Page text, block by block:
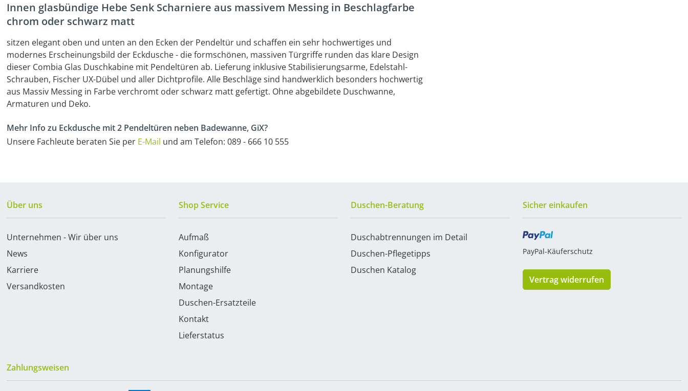
Innen glasbündige Hebe Senk Scharniere aus massivem Messing in Beschlagfarbe
chrom oder schwarz matt
sitzen elegant oben und unten an den Ecken der Pendeltür und schaffen ein sehr hochwertiges und
modernes Erscheinungsbild der Eckdusche - die formschönen, massiven Türgriffe runden das klare Design
dieser Combia Glas Duschkabine mit Pendeltüren ab. Lieferung inklusive Stabilisierungsarme, Edelstahl-
Schrauben, Fischer UX-Dübel und aller Dichtprofile. Alle Beschläge sind handwerklich besonders hochwertig
aus Massiv Messing in Farbe verchromt oder schwarz matt gefertigt. Ohne abgebildete Duschwanne,
Armaturen und Deko.
Mehr Info zu Eckdusche mit 2 Pendeltüren neben Badewanne, GiX?
Unsere Fachleute beraten Sie per E-Mail und am Telefon: 089 - 666 10 555
Über uns
Unternehmen - Wir über uns
News
Karriere
Versandkosten
Shop Service
Aufmaß
Konfigurator
Planungshilfe
Montage
Duschen-Ersatzteile
Kontakt
Lieferstatus
Duschen-Beratung
Duschabtrennungen im Detail
Duschen-Pflegetipps
Duschen Katalog
Sicher einkaufen
PayPal-Käuferschutz
Vertrag widerrufen
Zahlungsweisen